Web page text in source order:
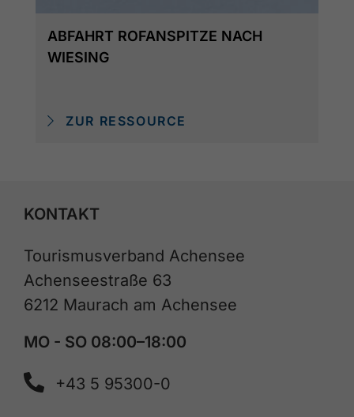
ABFAHRT ROFANSPITZE NACH
WIESING
ZUR RESSOURCE
KONTAKT
Tourismusverband Achensee
Achenseestraße 63
6212 Maurach am Achensee
MO - SO 08:00–18:00
+43 5 95300-0